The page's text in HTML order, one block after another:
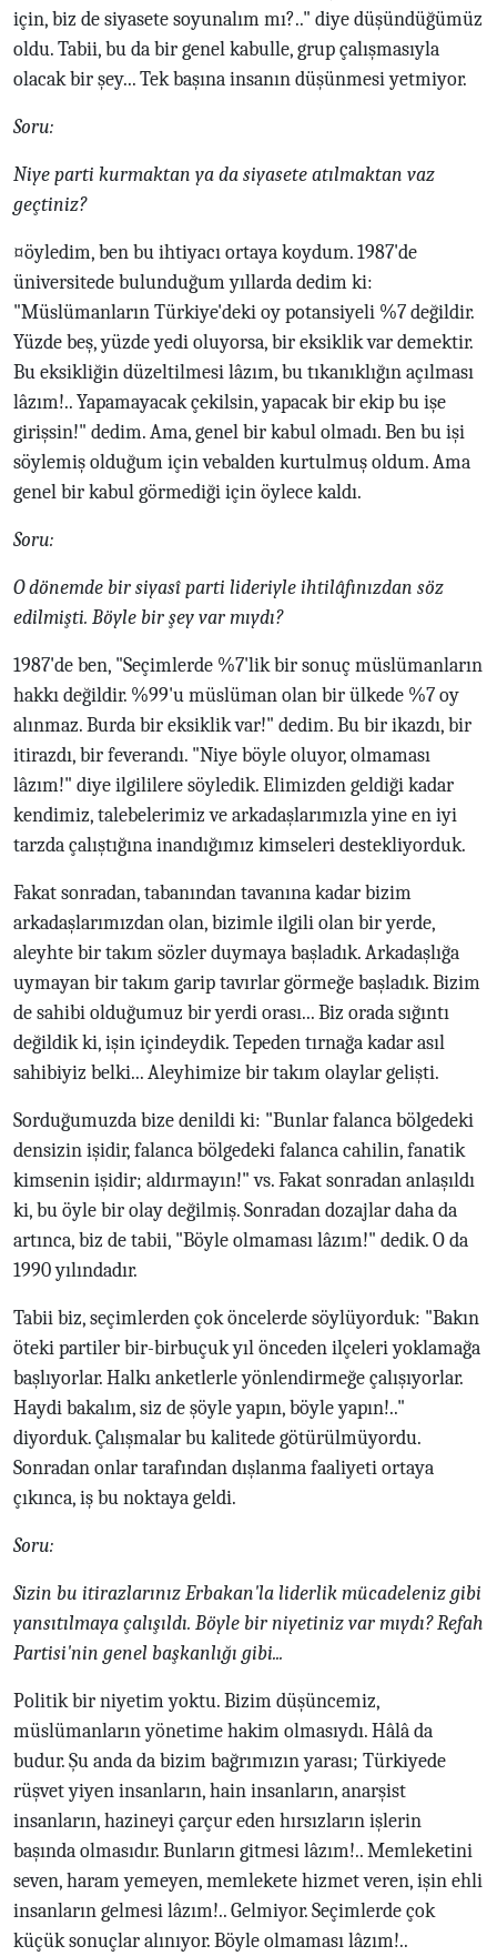
için, biz de siyasete soyunalım mı?.." diye düşündüğümüz
oldu. Tabii, bu da bir genel kabulle, grup çalışmasıyla
olacak bir şey... Tek başına insanın düşünmesi yetmiyor.
Soru:
Niye parti kurmaktan ya da siyasete atılmaktan vaz
geçtiniz?
¤öyledim, ben bu ihtiyacı ortaya koydum. 1987'de
üniversitede bulunduğum yıllarda dedim ki:
"Müslümanların Türkiye'deki oy potansiyeli %7 değildir.
Yüzde beş, yüzde yedi oluyorsa, bir eksiklik var demektir.
Bu eksikliğin düzeltilmesi lâzım, bu tıkanıklığın açılması
lâzım!.. Yapamayacak çekilsin, yapacak bir ekip bu işe
girişsin!" dedim. Ama, genel bir kabul olmadı. Ben bu işi
söylemiş olduğum için vebalden kurtulmuş oldum. Ama
genel bir kabul görmediği için öylece kaldı.
Soru:
O dönemde bir siyasî parti lideriyle ihtilâfınızdan söz
edilmişti. Böyle bir şey var mıydı?
1987'de ben, "Seçimlerde %7'lik bir sonuç müslümanların
hakkı değildir. %99'u müslüman olan bir ülkede %7 oy
alınmaz. Burda bir eksiklik var!" dedim. Bu bir ikazdı, bir
itirazdı, bir feverandı. "Niye böyle oluyor, olmaması
lâzım!" diye ilgililere söyledik. Elimizden geldiği kadar
kendimiz, talebelerimiz ve arkadaşlarımızla yine en iyi
tarzda çalıştığına inandığımız kimseleri destekliyorduk.
Fakat sonradan, tabanından tavanına kadar bizim
arkadaşlarımızdan olan, bizimle ilgili olan bir yerde,
aleyhte bir takım sözler duymaya başladık. Arkadaşlığa
uymayan bir takım garip tavırlar görmeğe başladık. Bizim
de sahibi olduğumuz bir yerdi orası... Biz orada sığıntı
değildik ki, işin içindeydik. Tepeden tırnağa kadar asıl
sahibiyiz belki... Aleyhimize bir takım olaylar gelişti.
Sorduğumuzda bize denildi ki: "Bunlar falanca bölgedeki
densizin işidir, falanca bölgedeki falanca cahilin, fanatik
kimsenin işidir; aldırmayın!" vs. Fakat sonradan anlaşıldı
ki, bu öyle bir olay değilmiş. Sonradan dozajlar daha da
artınca, biz de tabii, "Böyle olmaması lâzım!" dedik. O da
1990 yılındadır.
Tabii biz, seçimlerden çok öncelerde söylüyorduk: "Bakın
öteki partiler bir-birbuçuk yıl önceden ilçeleri yoklamağa
başlıyorlar. Halkı anketlerle yönlendirmeğe çalışıyorlar.
Haydi bakalım, siz de şöyle yapın, böyle yapın!.."
diyorduk. Çalışmalar bu kalitede götürülmüyordu.
Sonradan onlar tarafından dışlanma faaliyeti ortaya
çıkınca, iş bu noktaya geldi.
Soru:
Sizin bu itirazlarınız Erbakan'la liderlik mücadeleniz gibi
yansıtılmaya çalışıldı. Böyle bir niyetiniz var mıydı? Refah
Partisi'nin genel başkanlığı gibi...
Politik bir niyetim yoktu. Bizim düşüncemiz,
müslümanların yönetime hakim olmasıydı. Hâlâ da
budur. Şu anda da bizim bağrımızın yarası; Türkiyede
rüşvet yiyen insanların, hain insanların, anarşist
insanların, hazineyi çarçur eden hırsızların işlerin
başında olmasıdır. Bunların gitmesi lâzım!.. Memleketini
seven, haram yemeyen, memlekete hizmet veren, işin ehli
insanların gelmesi lâzım!.. Gelmiyor. Seçimlerde çok
küçük sonuçlar alınıyor. Böyle olmaması lâzım!..